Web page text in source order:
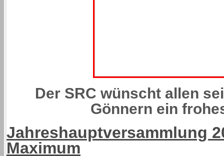
Der SRC wünscht allen
Gönnern ein
Jahreshauptversammlung
Maximum